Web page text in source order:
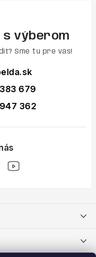
s výberom
Sme tu pre vás!
679
362